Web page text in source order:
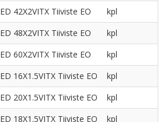
ED 42X2VITX Tiiviste EO
kpl
ED 48X2VITX Tiiviste EO
kpl
ED 60X2VITX Tiiviste EO
kpl
ED 16X1.5VITX Tiiviste EO
kpl
ED 20X1.5VITX Tiiviste EO
kpl
ED 18X1.5VITX Tiiviste EO
kpl